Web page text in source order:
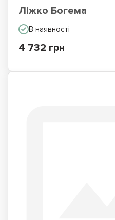
Ліжко Богема
В наявності
4 732 грн